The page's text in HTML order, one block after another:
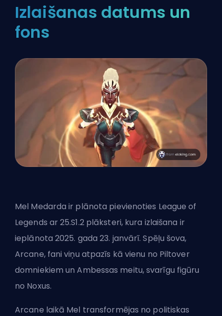
Izlaišanas datums un
fons
Mel Medarda ir plānota pievienoties League of
Legends ar 25.S1.2 plāksteri, kura izlaišana ir
ieplānota 2025. gada 23. janvārī. Spēļu šova,
Arcane, fani viņu atpazīs kā vienu no Piltover
domniekiem unAmbessas meitu, svarīgu figūru
no Noxus.
Arcane laikā Mel transformējas no politiskas